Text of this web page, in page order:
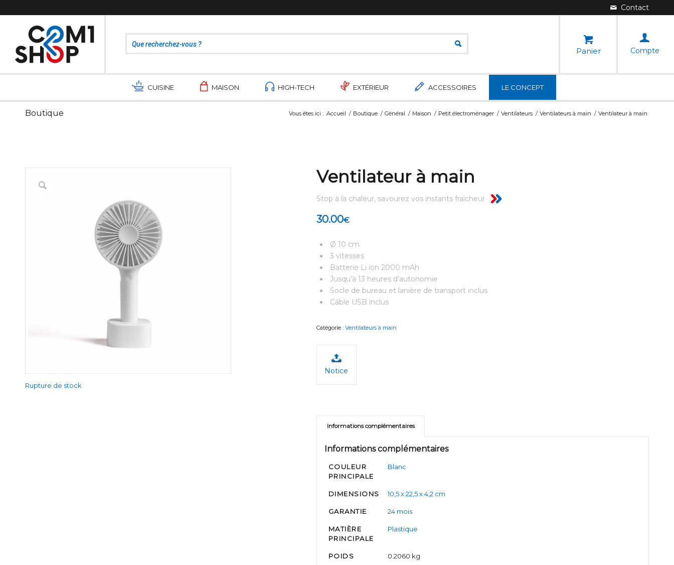
Panier Compte
CUISINE MAISON HIGH-TECH EXTÉRIEUR ACCESSOIRES LE CONCEPT
Boutique Vous êtes ici : Accueil / Boutique / Général / Maison / Petit électroménager / Ventilateurs / Ventilateurs à main / Ventilateur à main
Rupture de stock
Ventilateur à main
Stop à la chaleur, savourez vos instants fraîcheur
30.00€
Ø 10 cm
3 vitesses
Batterie Li ion 2000 mAh
Jusqu’à 13 heures d’autonomie
Socle de bureau et lanière de transport inclus
Câble USB inclus
Catégorie : Ventilateurs à main
Notice
Informations complémentaires
Informations complémentaires
COULEUR
PRINCIPALE
Blanc
DIMENSIONS 10,5 x 22,5 x 4,2 cm
GARANTIE 24 mois
MATIÈRE
PRINCIPALE
Plastique
POIDS 0.2060 kg